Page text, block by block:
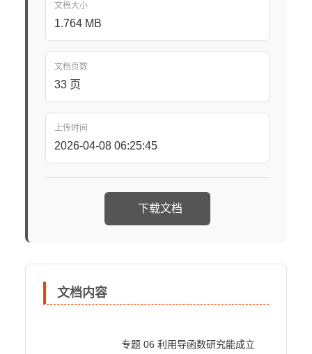
文档大小
1.764 MB
文档页数
33 页
上传时间
2026-04-08 06:25:45
下载文档
文档内容